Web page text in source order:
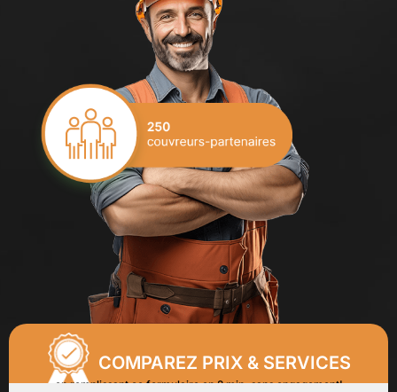
COMPAREZ PRIX & SERVICES
en remplissant ce formulaire en 2 min, sans engagement!